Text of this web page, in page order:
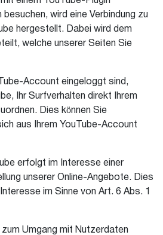
wird eine Verbindung zu
hergestellt. Dabei wird dem
welche unserer Seiten Sie
Account eingeloggt sind,
Ihr Surfverhalten direkt Ihrem
Dies können Sie
aus Ihrem YouTube-Account
erfolgt im Interesse einer
unserer Online-Angebote. Dies
im Sinne von Art. 6 Abs. 1
Umgang mit Nutzerdaten